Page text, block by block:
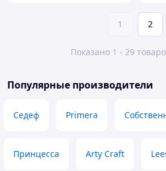
1 2
Показано 1 - 29
Популярные производители
Седеф Primera
Принцесса Arty Craft